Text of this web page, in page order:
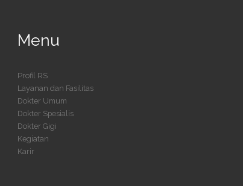
Menu
Profil RS
Layanan dan Fasilitas
Dokter Umum
Dokter Spesialis
Dokter Gigi
Kegiatan
Karir